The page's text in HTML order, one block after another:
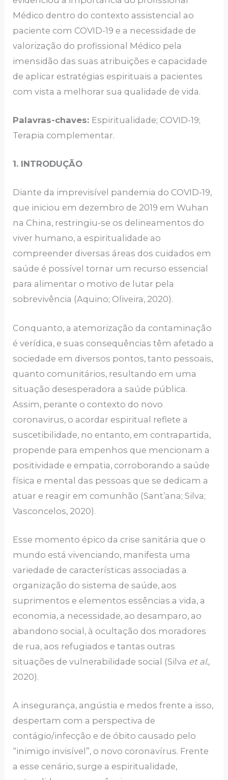
Médico dentro do contexto assistencial ao
paciente com COVID-19 e a necessidade de
valorização do profissional Médico pela
imensidão das suas atribuições e capacidade
de aplicar estratégias espirituais a pacientes
com vista a melhorar sua qualidade de vida.
Palavras-chaves: Espiritualidade; COVID-19;
Terapia complementar.
1. INTRODUÇÃO
Diante da imprevisível pandemia do COVID-19,
que iniciou em dezembro de 2019 em Wuhan
na China, restringiu-se os delineamentos do
viver humano, a espiritualidade ao
compreender diversas áreas dos cuidados em
saúde é possível tornar um recurso essencial
para alimentar o motivo de lutar pela
sobrevivência (Aquino; Oliveira, 2020).
Conquanto, a atemorização da contaminação
é verídica, e suas consequências têm afetado a
sociedade em diversos pontos, tanto pessoais,
quanto comunitários, resultando em uma
situação desesperadora a saúde pública.
Assim, perante o contexto do novo
coronavirus, o acordar espiritual reflete a
suscetibilidade, no entanto, em contrapartida,
propende para empenhos que mencionam a
positividade e empatia, corroborando a saúde
física e mental das pessoas que se dedicam a
atuar e reagir em comunhão (Sant’ana; Silva;
Vasconcelos, 2020).
Esse momento épico da crise sanitária que o
mundo está vivenciando, manifesta uma
variedade de características associadas a
organização do sistema de saúde, aos
suprimentos e elementos essências a vida, a
economia, a necessidade, ao desamparo, ao
abandono social, à ocultação dos moradores
de rua, aos refugiados e tantas outras
situações de vulnerabilidade social (Silva et al.,
2020).
A insegurança, angústia e medos frente a isso,
despertam com a perspectiva de
contágio/infecção e de óbito causado pelo
“inimigo invisível”, o novo coronavírus. Frente
a esse cenário, surge a espiritualidade,